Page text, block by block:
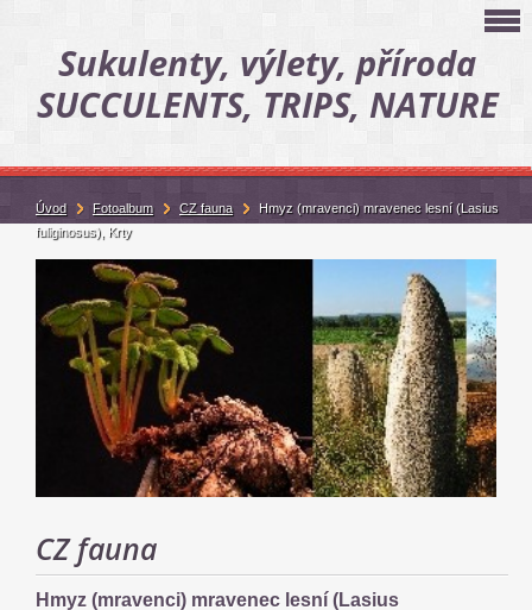
Sukulenty, výlety, příroda
SUCCULENTS, TRIPS, NATURE
CZ fauna
Hmyz (mravenci) mravenec lesní (Lasius
Úvod Fotoalbum CZ fauna
Hmyz (mravenci) mravenec lesní (Lasius
fuliginosus), Krty